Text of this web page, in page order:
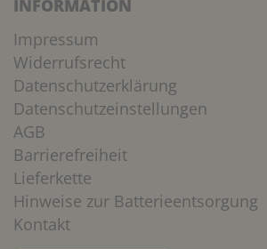
INFORMATION
Impressum
Widerrufsrecht
Datenschutzerklärung
Datenschutzeinstellungen
AGB
Barrierefreiheit
Lieferkette
Hinweise zur Batterieentsorgung
Kontakt